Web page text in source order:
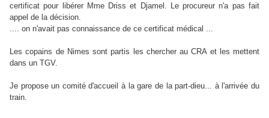
certificat pour libérer Mme Driss et Djamel. Le procureur n'a pas fait
appel de la décision.
.... on n'avait pas connaissance de ce certificat médical ...
Les copains de Nimes sont partis les chercher au CRA et les mettent
dans un TGV.
Je propose un comité d'accueil à la gare de la part-dieu... à l'arrivée du
train.